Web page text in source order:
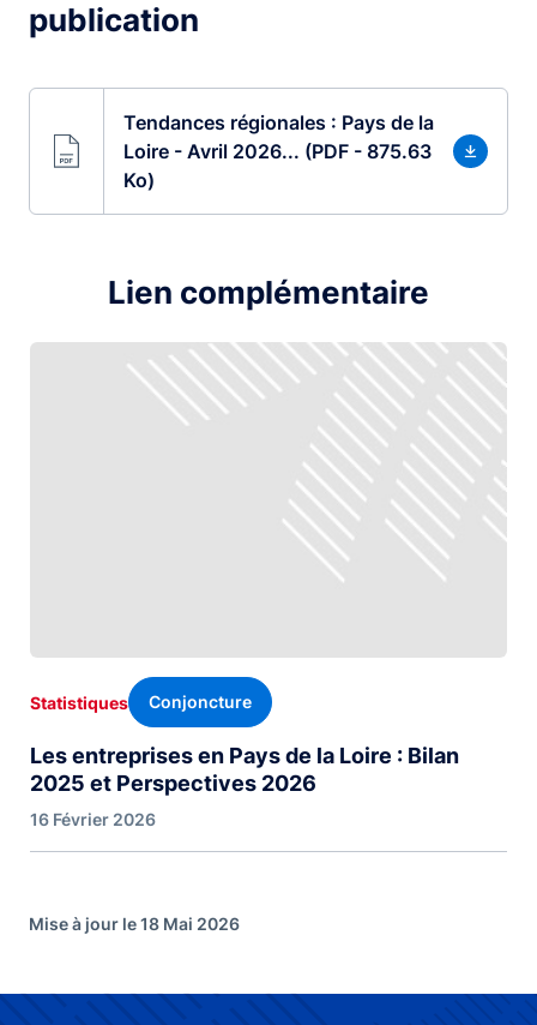
publication
Tendances régionales : Pays de la
Loire - Avril 2026... (PDF - 875.63
Ko)
Lien complémentaire
Les entreprises en Pays de la Loire : Bilan
2025 et Perspectives 2026
Statistiques Conjoncture
16 Février 2026
Mise à jour le 18 Mai 2026